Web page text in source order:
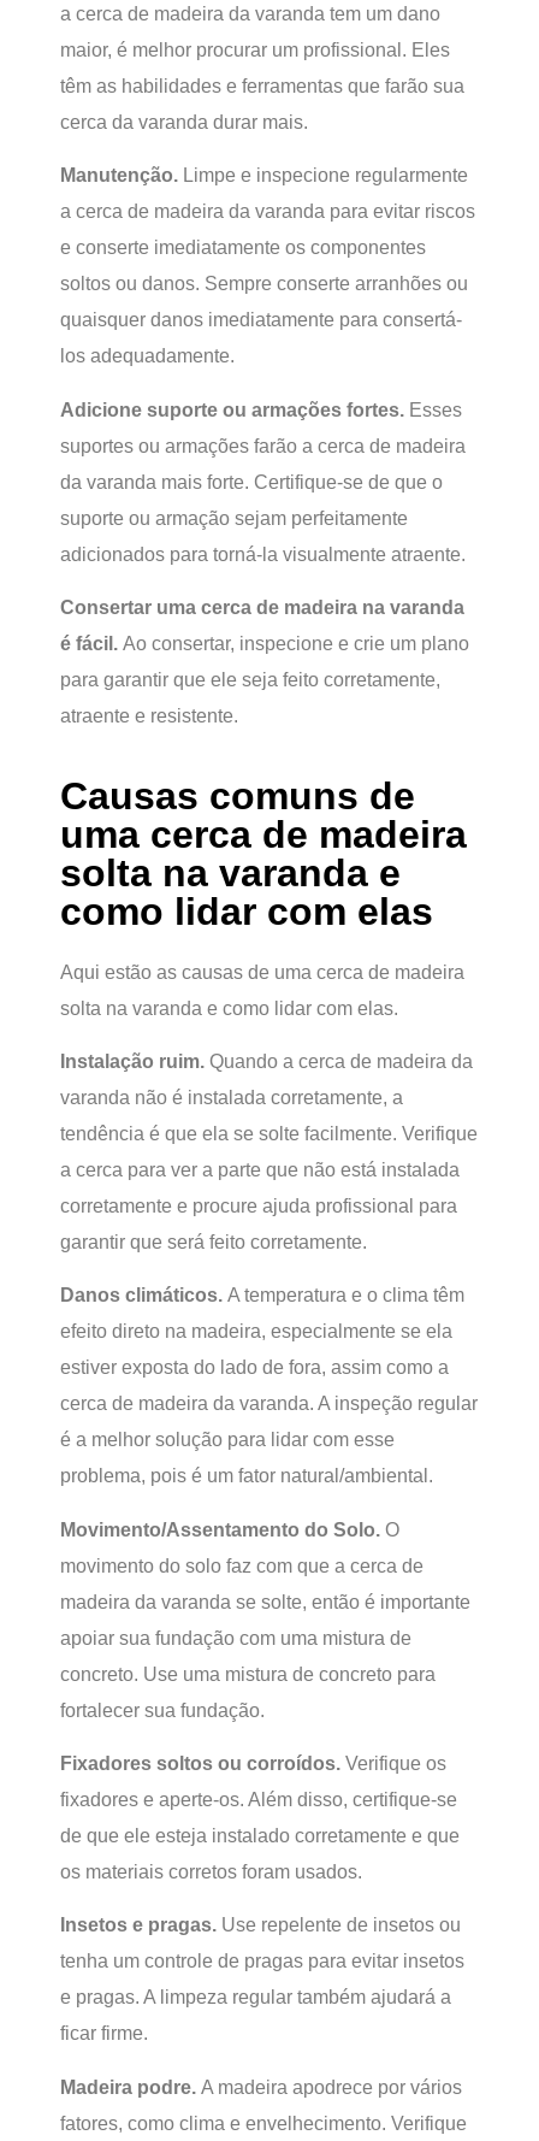
a cerca de madeira da varanda tem um dano
maior, é melhor procurar um profissional. Eles
têm as habilidades e ferramentas que farão sua
cerca da varanda durar mais.
Manutenção. Limpe e inspecione regularmente
a cerca de madeira da varanda para evitar riscos
e conserte imediatamente os componentes
soltos ou danos. Sempre conserte arranhões ou
quaisquer danos imediatamente para consertá-
los adequadamente.
Adicione suporte ou armações fortes. Esses
suportes ou armações farão a cerca de madeira
da varanda mais forte. Certifique-se de que o
suporte ou armação sejam perfeitamente
adicionados para torná-la visualmente atraente.
Consertar uma cerca de madeira na varanda
é fácil. Ao consertar, inspecione e crie um plano
para garantir que ele seja feito corretamente,
atraente e resistente.
Causas comuns de
uma cerca de madeira
solta na varanda e
como lidar com elas
Aqui estão as causas de uma cerca de madeira
solta na varanda e como lidar com elas.
Instalação ruim. Quando a cerca de madeira da
varanda não é instalada corretamente, a
tendência é que ela se solte facilmente. Verifique
a cerca para ver a parte que não está instalada
corretamente e procure ajuda profissional para
garantir que será feito corretamente.
Danos climáticos. A temperatura e o clima têm
efeito direto na madeira, especialmente se ela
estiver exposta do lado de fora, assim como a
cerca de madeira da varanda. A inspeção regular
é a melhor solução para lidar com esse
problema, pois é um fator natural/ambiental.
Movimento/Assentamento do Solo. O
movimento do solo faz com que a cerca de
madeira da varanda se solte, então é importante
apoiar sua fundação com uma mistura de
concreto. Use uma mistura de concreto para
fortalecer sua fundação.
Fixadores soltos ou corroídos. Verifique os
fixadores e aperte-os. Além disso, certifique-se
de que ele esteja instalado corretamente e que
os materiais corretos foram usados.
Insetos e pragas. Use repelente de insetos ou
tenha um controle de pragas para evitar insetos
e pragas. A limpeza regular também ajudará a
ficar firme.
Madeira podre. A madeira apodrece por vários
fatores, como clima e envelhecimento. Verifique